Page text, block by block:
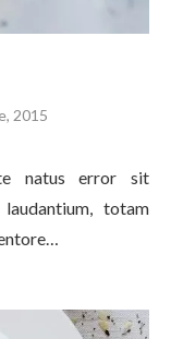
2015
natus error sit
totam